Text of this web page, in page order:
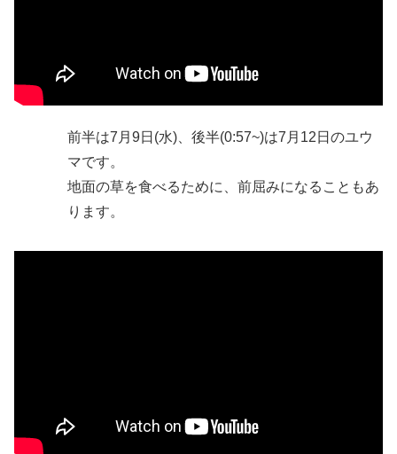
前半は7月9日(水)、後半(0:57~)は7月12日のユウ
マです。
地面の草を食べるために、前屈みになることもあ
ります。